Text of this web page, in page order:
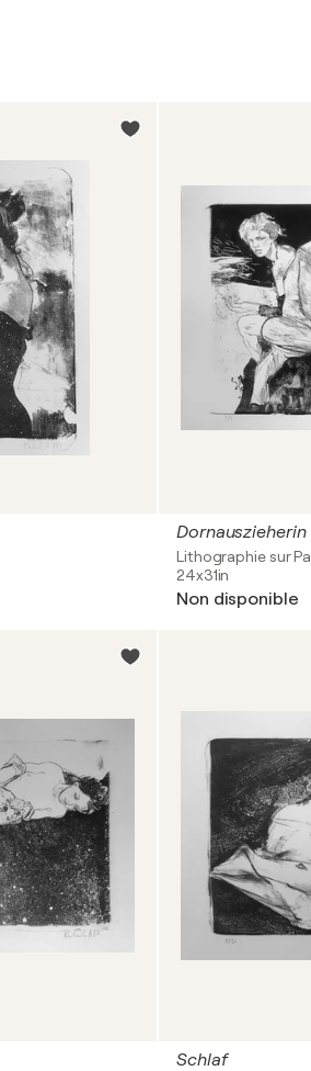
Dornauszieherin
Lithographie sur
24x31in
Non disponible
Schlaf